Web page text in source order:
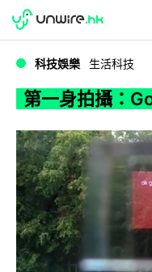
第一身拍
WWDC 2026
科技娛樂 生活科技
第一身拍攝：